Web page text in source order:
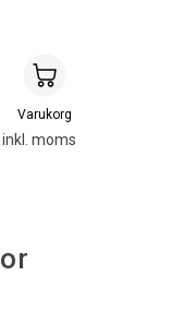
inkl. moms
Handlevogn